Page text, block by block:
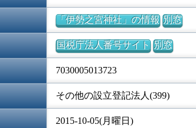
「伊勢之宮神社」の情報 別窓
国税庁法人番号サイト 別窓
7030005013723
その他の設立登記法人(399)
2015-10-05(月曜日)